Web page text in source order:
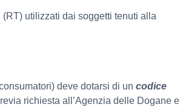
utilizzati dai soggetti tenuti alla
deve dotarsi di un codice
richiesta all’Agenzia delle Dogane e